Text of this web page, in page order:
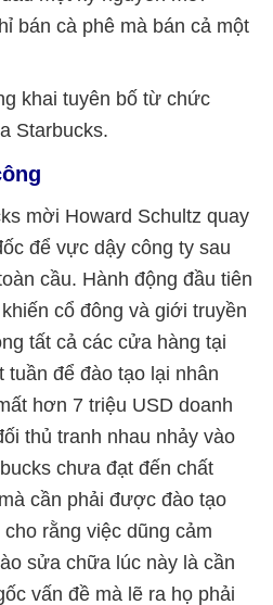
bán cà phê mà bán cả một
khai tuyên bố từ chức
Starbucks.
mời Howard Schultz quay
để vực dậy công ty sau
cầu. Hành động đầu tiên
cổ đông và giới truyền
tất cả các cửa hàng tại
tuần để đào tạo lại nhân
hơn 7 triệu USD doanh
thủ tranh nhau nhảy vào
chưa đạt đến chất
cần phải được đào tạo
cho rằng việc dũng cảm
sửa chữa lúc này là cần
vấn đề mà lẽ ra họ phải